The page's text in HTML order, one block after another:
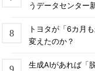
うデータセンター
トヨタが「6カ月
変えたのか？
生成AIがあれば「